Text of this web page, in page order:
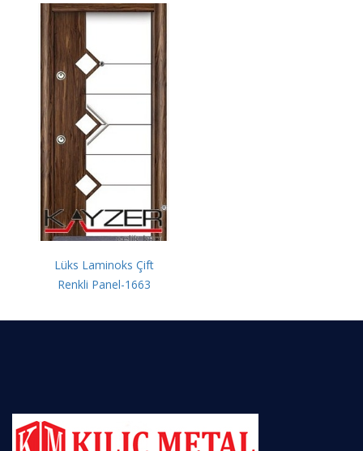
Lüks Laminoks Çift
Renkli Panel-1663